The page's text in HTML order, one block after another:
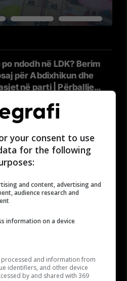
ndodh në LDK? Berim
për Abdixhikun dhe
në parti | Përballje
Terezë” në vitet
gjatë luftës | Përballje
në rend të parë -
Salihu, oftalmolog
e Kosovës, NATO-n dhe
nga Serbia
your consent to use
for the following
and content, advertising and
audience research and
information on a device
and information from
identifiers, and other device
by and shared with 369